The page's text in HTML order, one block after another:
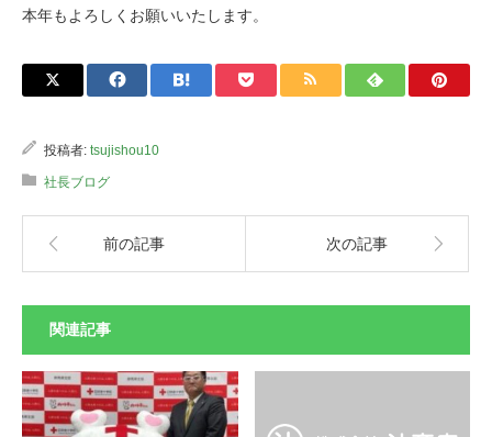
本年もよろしくお願いいたします。
投稿者: tsujishou10
社長ブログ
前の記事 次の記事
関連記事